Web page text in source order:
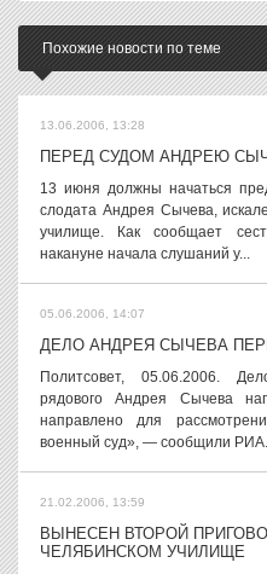
Похожие новости по теме
13.06.2006, 13:28
ПЕРЕД СУДОМ АНДРЕЮ
13 июня должны начаться
слодата Андрея Сычева,
училище. Как сообщает
накануне начала слушаний у...
05.06.2006, 14:07
ДЕЛО АНДРЕЯ СЫЧЕВА
Политсовет, 05.06.2006.
рядового Андрея Сычева
направлено для
военный суд», — сообщили
21.02.2006, 13:59
ВЫНЕСЕН ВТОРОЙ
ЧЕЛЯБИНСКОМ УЧИЛИЩЕ